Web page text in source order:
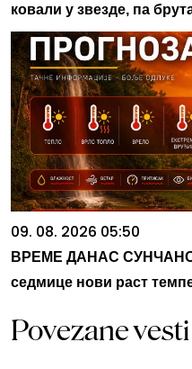
ковали у звезде, па
09. 08. 2026 05:50
ВРЕМЕ ДАНАС
седмице нови раст
Povezane vesti